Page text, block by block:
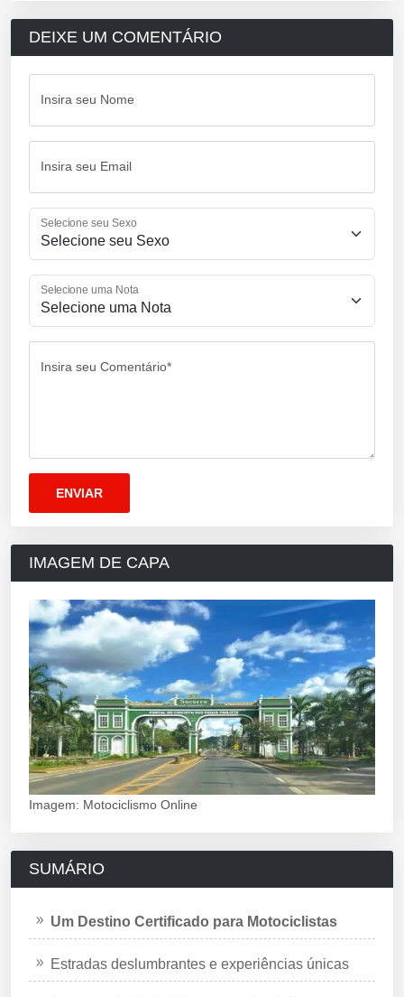
DEIXE UM COMENTÁRIO
Insira seu Nome
Insira seu Email
Selecione seu Sexo
Selecione uma Nota
Insira seu Comentário*
IMAGEM DE CAPA
Imagem: Motociclismo Online
SUMÁRIO
Um Destino Certificado para Motociclistas
Estradas deslumbrantes e experiências únicas